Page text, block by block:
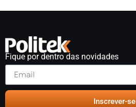
Fique por dentro das novidades
Inscrever-se